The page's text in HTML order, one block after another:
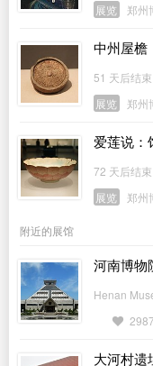
展览
郑州
中州屋檐
51 天后结束
展览
郑州
爱莲说：
72 天后结束
展览
郑州
附近的展馆
河南博物
Henan
2987
大河村遗